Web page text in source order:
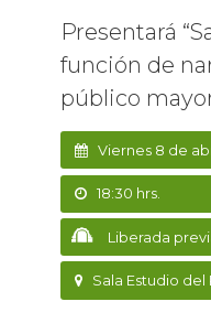
Presentará
función de
público
Viernes 8 de
18:30 hrs.
Liberada
Sala Estudio del